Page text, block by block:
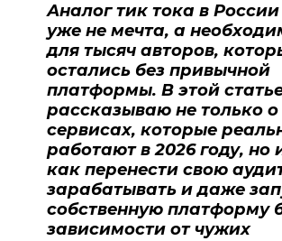
Аналог тик тока в
уже не мечта, а
для тысяч авторов,
остались без привычной
платформы. В этой
рассказываю не только о
сервисах, которые
работают в 2026 году, но
как перенести свою
зарабатывать и даже
собственную платформу
зависимости от чужих